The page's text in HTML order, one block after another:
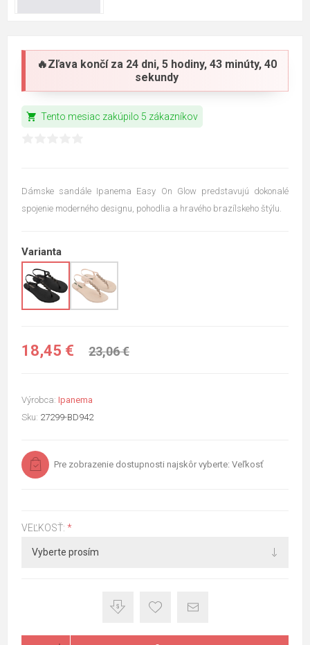
🔥Zľava končí za 24 dni, 5 hodiny, 43 minúty, 39
sekundy
shopping_cart Tento mesiac zakúpilo 5 zákazníkov
Dámske sandále Ipanema Easy On Glow predstavujú dokonalé
spojenie moderného designu, pohodlia a hravého brazílskeho štýlu.
Varianta
18,45 € 23,06 €
Výrobca: Ipanema
Sku: 27299-BD942
Pre zobrazenie dostupnosti najskôr vyberte: Veľkosť
VEĽKOSŤ: *